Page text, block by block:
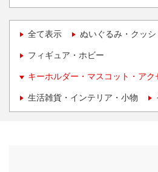
全て表示 ぬいぐるみ・クッシ
フィギュア・ホビー
キーホルダー・マスコット・アク
生活雑貨・インテリア・小物